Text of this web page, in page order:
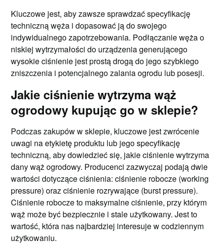
Kluczowe jest, aby zawsze sprawdzać specyfikację
techniczną węża i dopasować ją do swojego
indywidualnego zapotrzebowania. Podłączanie węża o
niskiej wytrzymałości do urządzenia generującego
wysokie ciśnienie jest prostą drogą do jego szybkiego
zniszczenia i potencjalnego zalania ogrodu lub posesji.
Jakie ciśnienie wytrzyma wąż
ogrodowy kupując go w sklepie?
Podczas zakupów w sklepie, kluczowe jest zwrócenie
uwagi na etykietę produktu lub jego specyfikację
techniczną, aby dowiedzieć się, jakie ciśnienie wytrzyma
dany wąż ogrodowy. Producenci zazwyczaj podają dwie
wartości dotyczące ciśnienia: ciśnienie robocze (working
pressure) oraz ciśnienie rozrywające (burst pressure).
Ciśnienie robocze to maksymalne ciśnienie, przy którym
wąż może być bezpiecznie i stale użytkowany. Jest to
wartość, która nas najbardziej interesuje w codziennym
użytkowaniu.